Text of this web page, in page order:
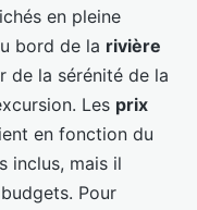
en pleine
bord de la rivière
de la sérénité de la
Les prix
en fonction du
inclus, mais il
Pour